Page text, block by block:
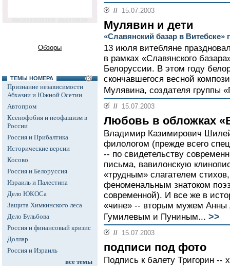
Обзоры
ТЕМЫ НОМЕРА
Признание независимости
Абхазии и Южной Осетии
Автопром
Ксенофобия и неофашизм в
России
Россия и Прибалтика
Исторические версии
Косово
Россия и Белоруссия
Израиль и Палестина
Дело ЮКОСа
Защита Химкинского леса
Дело Бульбова
Россия и финансовый кризис
Доллар
Россия и Израиль
все темы
// 15.07.2003
Мулявин и дети
«Славянский базар в Витебске»
13 июля витебляне
в рамках «Славянского
Белоруссии. В этом году
скончавшегося весной
Мулявина, создателя группы
// 15.07.2003
Любовь в обложках
Владимир Казимирович
филологом (прежде всего
-- по свидетельству
письма, вавилонскую
«трудным» слагателем
феноменальным знатоком
современной). И все же в
«чине» -- вторым мужем
Гумилевым и Пуниным... >>
// 15.07.2003
подписи под фото
Подпись к балету Тригорин --